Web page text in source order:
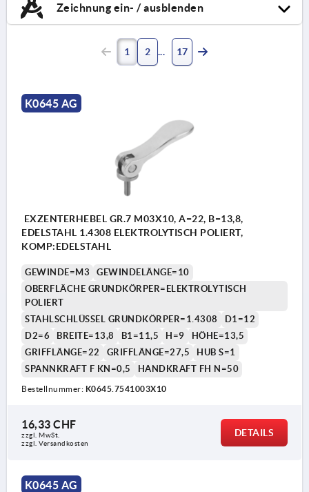
Zeichnung ein- / ausblenden
1 2 17
K0645 AG
EXZENTERHEBEL GR.7 M03X10, A=22, B=13,8,
EDELSTAHL 1.4308 ELEKTROLYTISCH POLIERT,
KOMP:EDELSTAHL
GEWINDE=M3
GEWINDELÄNGE=10
OBERFLÄCHE GRUNDKÖRPER=ELEKTROLYTISCH
POLIERT
STAHLSCHLÜSSEL GRUNDKÖRPER=1.4308
D1=12
D2=6
BREITE=13,8 B1=11,5 H=9
HÖHE=13,5
GRIFFLÄNGE=22
GRIFFLÄNGE=27,5
HUB S=1
SPANNKRAFT F KN=0,5
HANDKRAFT FH N=50
Bestellnummer: K0645.7541003X10
16,33 CHF
zzgl. MwSt.
zzgl. Versandkosten
DETAILS
K0645 AG